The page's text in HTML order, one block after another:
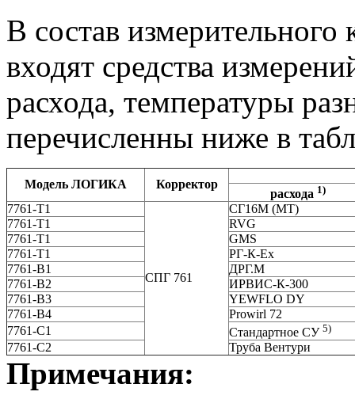
В состав
входят средства
расхода, температуры
перечисленны ниже в
Модель ЛОГИКА Корректор
расхода 1)
7761-Т1
СПГ 761
СГ16М (МТ)
7761-Т1
RVG
7761-Т1
GMS
7761-Т1
РГ-К-Ех
7761-В1
ДРГ.М
7761-В2
ИРВИС-К-300
7761-В3
YEWFLO DY
7761-В4
Prowirl 72
7761-С1
Стандартное СУ 5)
7761-С2 Труба Вентури
Примечания: